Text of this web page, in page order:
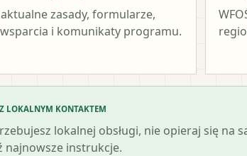
zasady, formularze,
i komunikaty programu.
LOKALNYM KONTAKTEM
lokalnej obsługi, nie opieraj się
najnowsze instrukcje.